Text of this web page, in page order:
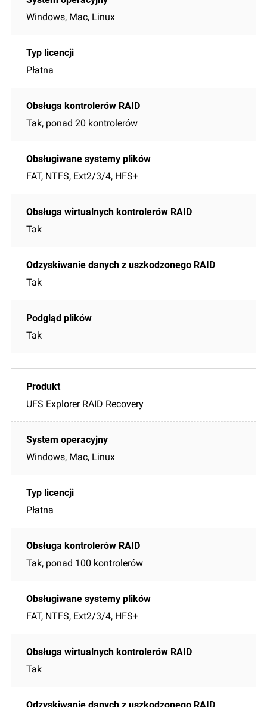
Windows, Mac, Linux
Płatna
Tak, ponad 20 kontrolerów
FAT, NTFS, Ext2/3/4, HFS+
Tak
Tak
Tak
UFS Explorer RAID Recovery
Windows, Mac, Linux
Płatna
Tak, ponad 100 kontrolerów
FAT, NTFS, Ext2/3/4, HFS+
Tak